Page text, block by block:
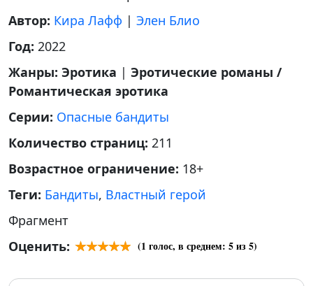
Автор: Кира Лафф | Элен Блио
Год: 2022
Жанры: Эротика | Эротические романы /
Романтическая эротика
Серии: Опасные бандиты
Количество страниц: 211
Возрастное ограничение: 18+
Теги: Бандиты, Властный герой
Фрагмент
Оценить:
(1 голос, в среднем: 5из 5)